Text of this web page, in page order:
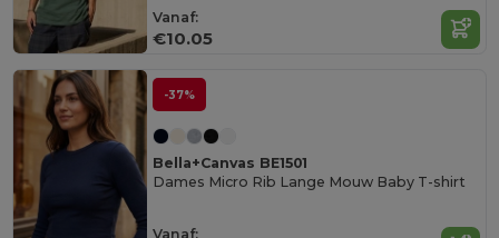
Vanaf:
€10.05
-37%
Bella+Canvas BE1501
Dames Micro Rib Lange Mouw Baby T-shirt
Vanaf: